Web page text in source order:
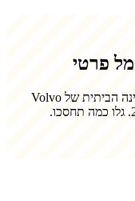
פרטי
הביתית של Volvo